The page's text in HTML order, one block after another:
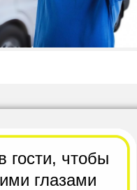
гости, чтобы
глазами